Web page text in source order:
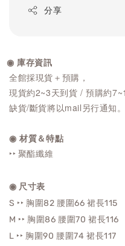
分享
庫存資訊
全館採現貨＋預購，
現貨約2~3天到貨 / 預購約
缺貨/斷貨將以mail另行通知。
◉ 材質＆特點
‣‣ 聚酯纖維
◉ 尺寸表
S ‣‣ 胸圍82 腰圍66 裙長115
M ‣‣ 胸圍86 腰圍70裙長116
L ‣‣ 胸圍90 腰圍74裙長117